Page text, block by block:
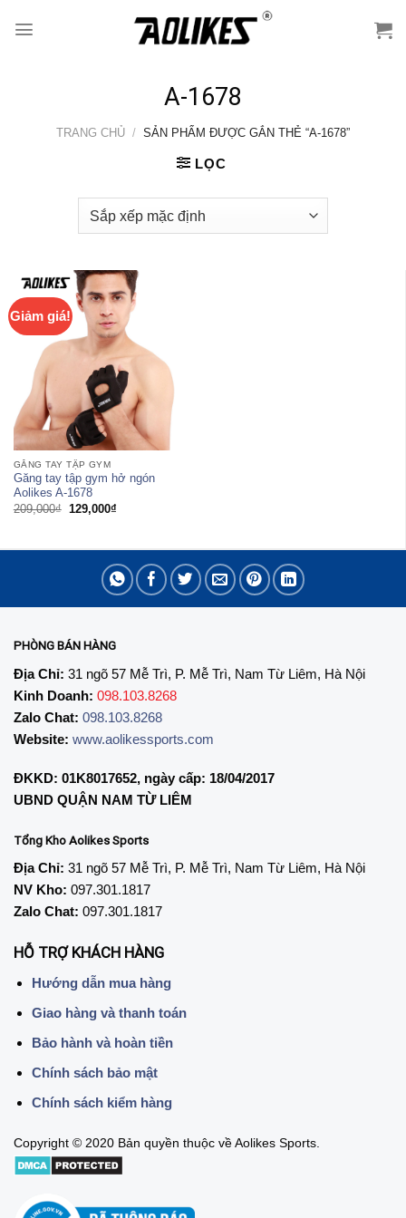
A-1678
TRANG CHỦ / SẢN PHẨM ĐƯỢC GẮN THẺ “A-1678”
LỌC
Giảm giá!
GĂNG TAY TẬP GYM
Găng tay tập gym hở ngón
Aolikes A-1678
209,000₫ Giá
129,000₫Giá
129,000₫.
PHÒNG BÁN HÀNG
Địa Chỉ: 31 ngõ 57 Mễ Trì, P. Mễ Trì, Nam Từ Liêm, Hà Nội
Kinh Doanh: 098.103.8268
Zalo Chat: 098.103.8268
Website: www.aolikessports.com
ĐKKD: 01K8017652, ngày cấp: 18/04/2017
UBND QUẬN NAM TỪ LIÊM
Tổng Kho Aolikes Sports
Địa Chỉ: 31 ngõ 57 Mễ Trì, P. Mễ Trì, Nam Từ Liêm, Hà Nội
NV Kho: 097.301.1817
Zalo Chat: 097.301.1817
HỖ TRỢ KHÁCH HÀNG
Hướng dẫn mua hàng
Giao hàng và thanh toán
Bảo hành và hoàn tiền
Chính sách bảo mật
Chính sách kiểm hàng
Copyright © 2020 Bản quyền thuộc về Aolikes Sports.